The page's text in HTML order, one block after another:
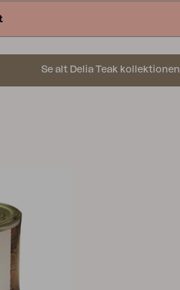
Se alt Delia Teak kollektionen